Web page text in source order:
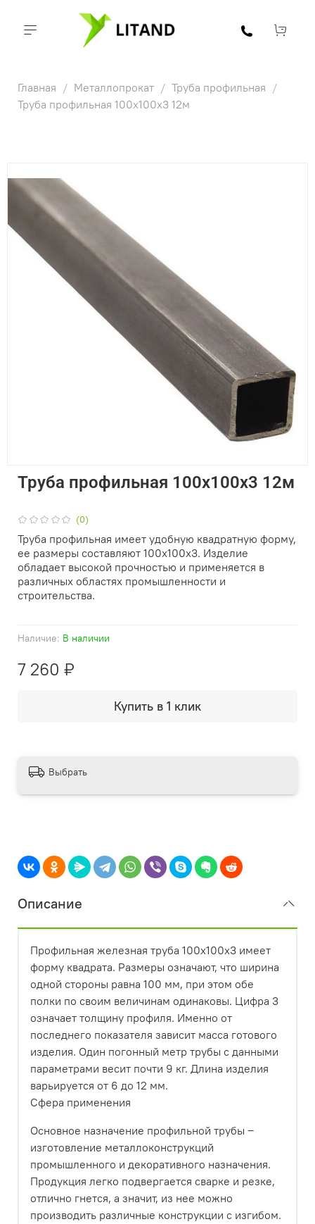
Главная Металлопрокат
Труба профильная
Труба профильная 100х100х3 12м
(0)
Наличие: В наличии
Труба профильная 100х100х3 12м
7 260 ₽
Купить в 1 клик
Труба профильная имеет удобную квадратную форму,
ее размеры составляют 100х100х3. Изделие
обладает высокой прочностью и применяется в
различных областях промышленности и
строительства.
Выбрать
Описание
Профильная железная труба 100х100х3 имеет
форму квадрата. Размеры означают, что ширина
одной стороны равна 100 мм, при этом обе
полки по своим величинам одинаковы. Цифра 3
означает толщину профиля. Именно от
последнего показателя зависит масса готового
изделия. Один погонный метр трубы с данными
параметрами весит почти 9 кг. Длина изделия
варьируется от 6 до 12 мм.
Сфера применения
Основное назначение профильной трубы ‒
изготовление металлоконструкций
промышленного и декоративного назначения.
Продукция легко подвергается сварке и резке,
отлично гнется, а значит, из нее можно
производить различные конструкции с изгибом.